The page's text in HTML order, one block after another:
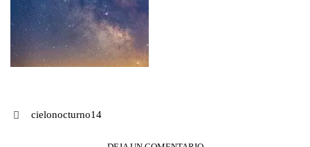
Navegación
cielonocturno14